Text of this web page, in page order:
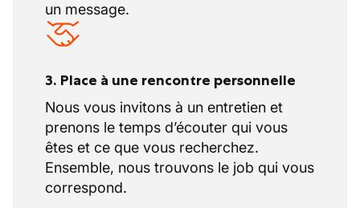
un message.
3. Place à une rencontre personnelle
Nous vous invitons à un entretien et
prenons le temps d’écouter qui vous
êtes et ce que vous recherchez.
Ensemble, nous trouvons le job qui vous
correspond.